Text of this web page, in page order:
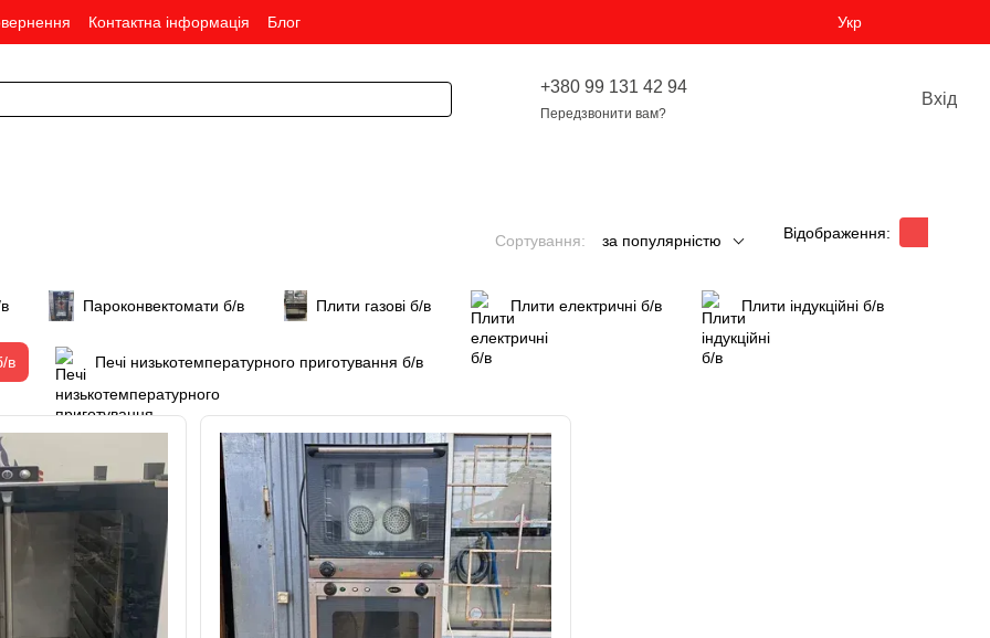
Контактна інформація Блог Укр
+380 99 131 42 94
Передзвонити вам?
Вхід
Сортування: за популярністю Відображення:
Пароконвектомати б/в Плити газові б/в Плити електричні б/в Плити індукційні б/в
в Печі низькотемпературного приготування б/в